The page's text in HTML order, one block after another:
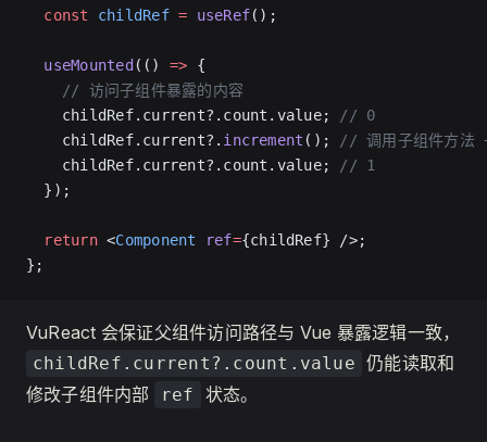
  const
childRef = useRef();
  useMounted
(() => {
    // 访问子组件暴露的内容
    childRef.current?.count.value;
// 0
    childRef.current?.
increment (); // 调用子组件方法
    childRef.current?.count.value;
// 1
  });
  return
<Component ref={childRef} />;
};
VuReact 会保证父组件访问路径与 Vue 暴露逻辑一致，
childRef.current?.count.value 仍能读取和
修改子组件内部
ref 状态。